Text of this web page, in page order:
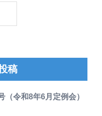
稿
令和8年6月定例会）